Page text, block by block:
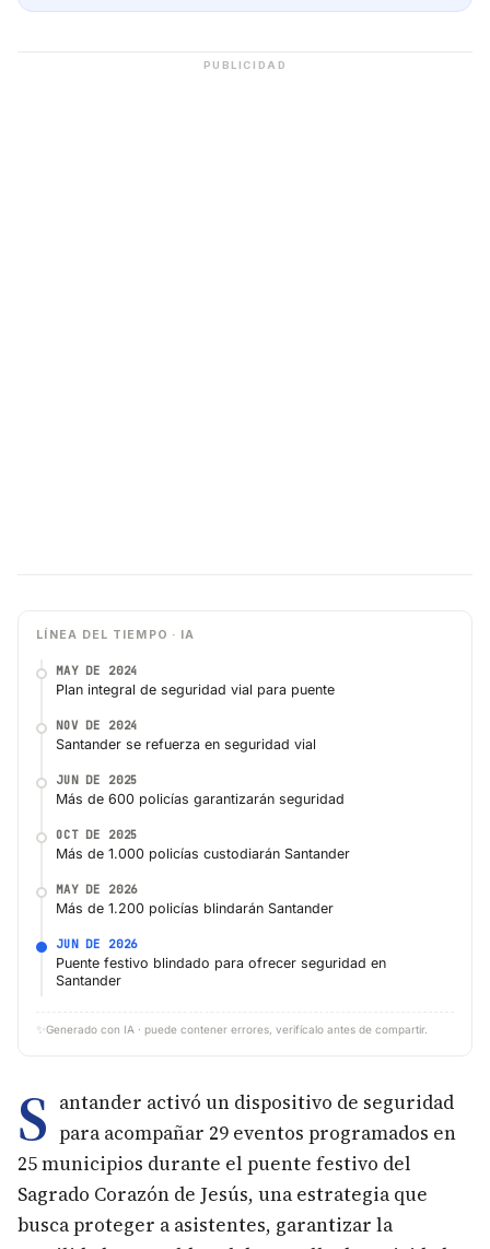
PUBLICIDAD
LÍNEA DEL TIEMPO · IA
MAY DE 2024
Plan integral de seguridad vial para puente
NOV DE 2024
Santander se refuerza en seguridad vial
JUN DE 2025
Más de 600 policías garantizarán seguridad
OCT DE 2025
Más de 1.000 policías custodiarán Santander
MAY DE 2026
Más de 1.200 policías blindarán Santander
JUN DE 2026
Puente festivo blindado para ofrecer seguridad en
Santander
✨ Generado con IA · puede contener errores, verifícalo antes de compartir.
S antander activó un dispositivo de seguridad
para acompañar 29 eventos programados en
25 municipios durante el puente festivo del
Sagrado Corazón de Jesús, una estrategia que
busca proteger a asistentes, garantizar la